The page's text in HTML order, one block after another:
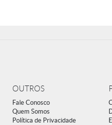
OUTROS
Fale Conosco
Quem Somos
Política de Privacidade